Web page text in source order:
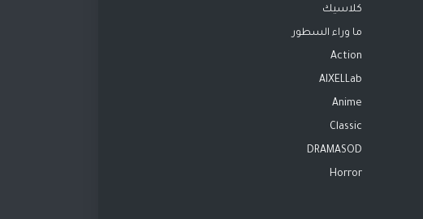
كلاسيك
ما وراء السطور
Action
AIXELLab
Anime
Classic
DRAMASOD
Horror